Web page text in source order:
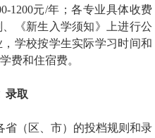
1200元/年；各专业具体收费
《新生入学须知》上进行公
学校按学生实际学习时间和
费和住宿费。
录取
省（区、市）的投档规则和录